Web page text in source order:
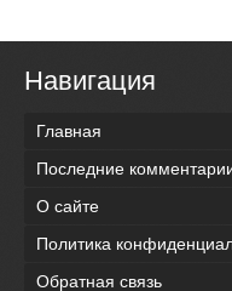
Навигация
Главная
Последние
О сайте
Политика
Обратная связь